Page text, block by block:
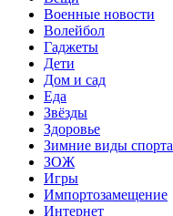
Военные новости
Волейбол
Гаджеты
Дети
Дом и сад
Еда
Звёзды
Здоровье
Зимние виды спорта
ЗОЖ
Игры
Импортозамещение
Интернет